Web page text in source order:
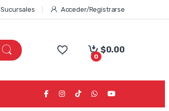
Sucursales Acceder/Registrarse
0
$0.00